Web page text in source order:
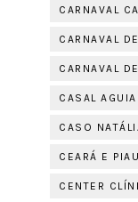
CARNAVAL
CARNAVAL
CARNAVAL
CASAL
CASO
CEARÁ E
CENTER